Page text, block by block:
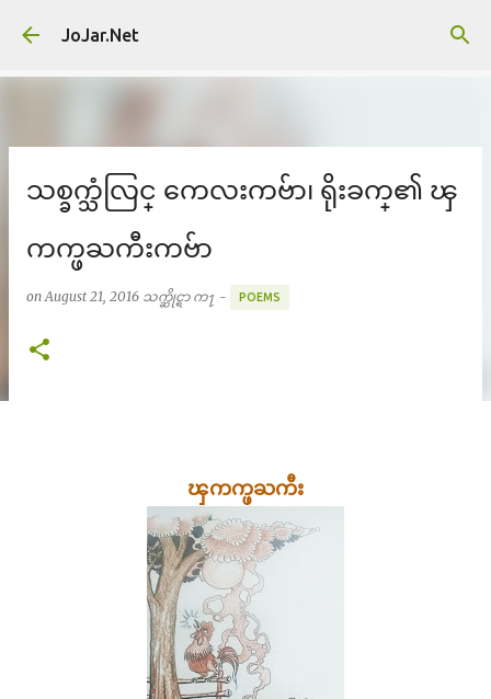
JoJar.Net
သစ္ခက္သံလြင္ ကေလးကဗ်ာ၊ ရိုးခက္၏ ၾ
ကက္ဖႀကီးကဗ်ာ
on August 21, 2016 သက္ဆိုင္ရာ က႑ - POEMS
ၾကက္ဖႀကီး